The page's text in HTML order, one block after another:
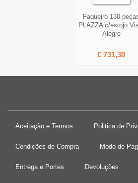
Faqueiro 130
PLAZZA c/estojo
Alegre
€ 731,30
Aceitação e Termos Politica de
Condições de Compra Modo de
Entrega e Portes Devoluções